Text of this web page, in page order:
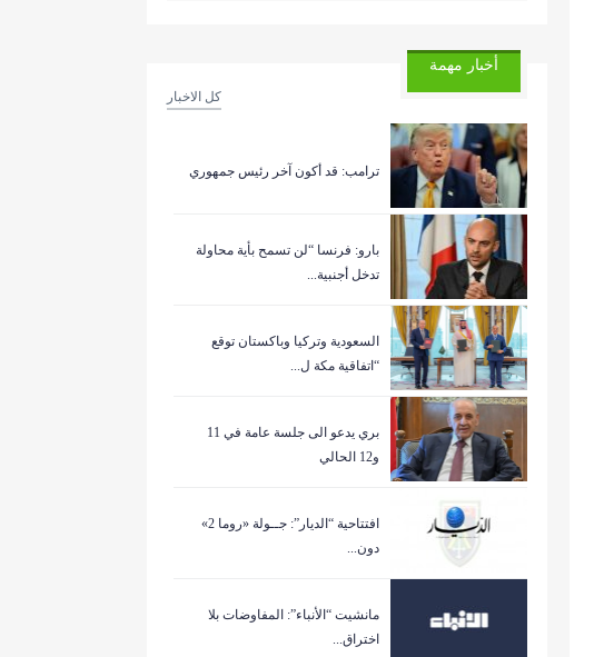
أخبار مهمة
كل الاخبار
ترامب: قد أكون آخر رئيس جمهوري
بارو: فرنسا “لن تسمح بأية محاولة
تدخل أجنبية...
السعودية وتركيا وباكستان توقع
“اتفاقية مكة ل...
بري يدعو الى جلسة عامة في 11
و12 الحالي
افتتاحية “الديار”: جــولة «روما 2»
دون...
مانشيت “الأنباء”: المفاوضات بلا
اختراق...